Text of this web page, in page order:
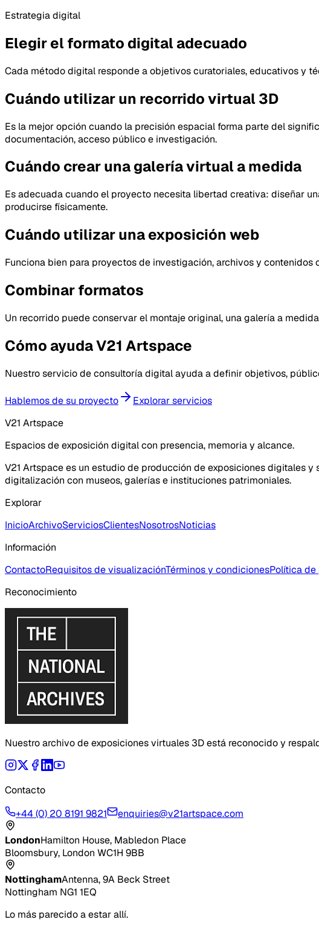
Estrategia digital
Elegir el formato digital adecuado
Cada método digital responde a objetivos curatoriales, educativos y
Cuándo utilizar un recorrido virtual 3D
Es la mejor opción cuando la precisión espacial forma parte del
documentación, acceso público e investigación.
Cuándo crear una galería virtual a medida
Es adecuada cuando el proyecto necesita libertad creativa: diseñar
producirse físicamente.
Cuándo utilizar una exposición web
Funciona bien para proyectos de investigación, archivos y
Combinar formatos
Un recorrido puede conservar el montaje original, una galería a
Cómo ayuda V21 Artspace
Nuestro servicio de consultoría digital ayuda a definir objetivos,
Hablemos de su proyecto
Explorar servicios
V21 Artspace
Espacios de exposición digital con presencia, memoria y alcance.
V21 Artspace es un estudio de producción de exposiciones digitales
digitalización con museos, galerías e instituciones patrimoniales.
Explorar
InicioArchivoServiciosClientesNosotrosNoticias
Información
ContactoRequisitos de visualizaciónTérminos y condicionesPolítica
Reconocimiento
Nuestro archivo de exposiciones virtuales 3D está reconocido y
Contacto
+44 (0) 20 8191 9821
enquiries@v21artspace.com
LondonHamilton House, Mabledon Place
Bloomsbury, London WC1H 9BB
NottinghamAntenna, 9A Beck Street
Nottingham NG1 1EQ
Lo más parecido a estar allí.